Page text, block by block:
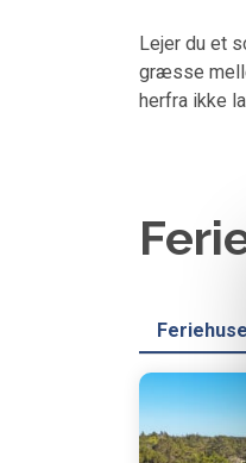
Lejer du et
græsse
herfra ikke
Feriehuse